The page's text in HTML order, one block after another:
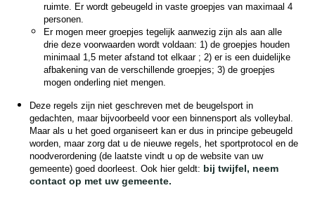
ruimte. Er wordt gebeugeld in vaste groepjes van maximaal 4
personen.
Er mogen meer groepjes tegelijk aanwezig zijn als aan alle
drie deze voorwaarden wordt voldaan: 1) de groepjes houden
minimaal 1,5 meter afstand tot elkaar ; 2) er is een duidelijke
afbakening van de verschillende groepjes; 3) de groepjes
mogen onderling niet mengen.
Deze regels zijn niet geschreven met de beugelsport in
gedachten, maar bijvoorbeeld voor een binnensport als volleybal.
Maar als u het goed organiseert kan er dus in principe gebeugeld
worden, maar zorg dat u de nieuwe regels, het sportprotocol en de
noodverordening (de laatste vindt u op de website van uw
gemeente) goed doorleest. Ook hier geldt: bij twijfel, neem
contact op met uw gemeente.